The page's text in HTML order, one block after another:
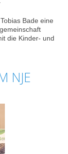
Bade eine
die Kinder- und
NJE